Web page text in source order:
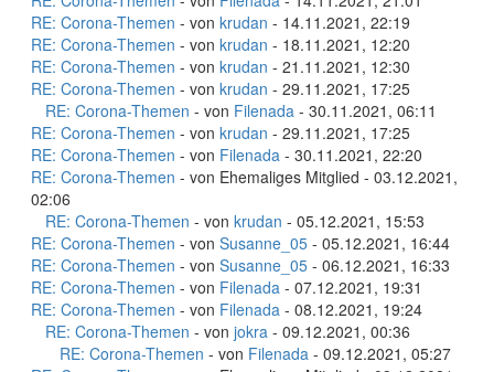
RE: Corona-Themen - von krudan - 14.11.2021, 22:19
RE: Corona-Themen - von krudan - 18.11.2021, 12:20
RE: Corona-Themen - von krudan - 21.11.2021, 12:30
RE: Corona-Themen - von krudan - 29.11.2021, 17:25
RE: Corona-Themen - von Filenada - 30.11.2021, 06:11
RE: Corona-Themen - von krudan - 29.11.2021, 17:25
RE: Corona-Themen - von Filenada - 30.11.2021, 22:20
RE: Corona-Themen - von Ehemaliges Mitglied - 03.12.2021,
02:06
RE: Corona-Themen - von krudan - 05.12.2021, 15:53
RE: Corona-Themen - von Susanne_05 - 05.12.2021, 16:44
RE: Corona-Themen - von Susanne_05 - 06.12.2021, 16:33
RE: Corona-Themen - von Filenada - 07.12.2021, 19:31
RE: Corona-Themen - von Filenada - 08.12.2021, 19:24
RE: Corona-Themen - von jokra - 09.12.2021, 00:36
RE: Corona-Themen - von Filenada - 09.12.2021, 05:27